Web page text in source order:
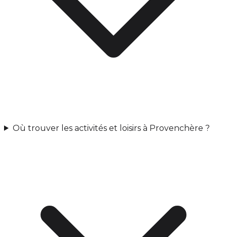
Où trouver les activités et loisirs à Provenchère ?